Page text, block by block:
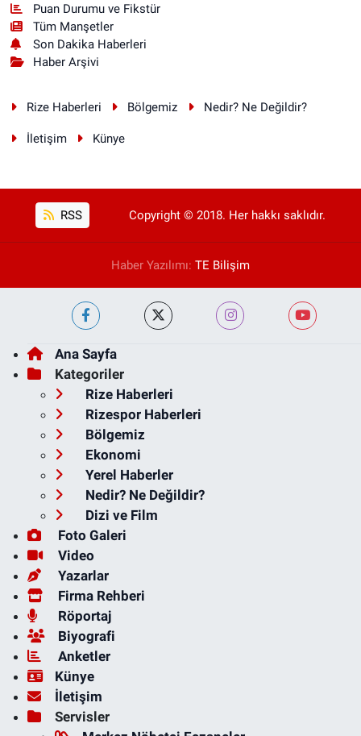
Puan Durumu ve Fikstür
Tüm Manşetler
Son Dakika Haberleri
Haber Arşivi
Rize Haberleri Bölgemiz Nedir? Ne Değildir?
İletişim Künye
RSS Copyright © 2018. Her hakkı saklıdır.
Haber Yazılımı: TE Bilişim
Ana Sayfa
Kategoriler
Rize Haberleri
Rizespor Haberleri
Bölgemiz
Ekonomi
Yerel Haberler
Nedir? Ne Değildir?
Dizi ve Film
Foto Galeri
Video
Yazarlar
Firma Rehberi
Röportaj
Biyografi
Anketler
Künye
İletişim
Servisler